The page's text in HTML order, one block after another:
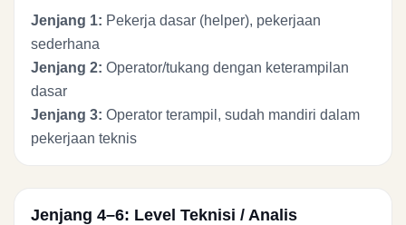
Jenjang 1: Pekerja dasar (helper), pekerjaan
sederhana
Jenjang 2: Operator/tukang dengan keterampilan
dasar
Jenjang 3: Operator terampil, sudah mandiri dalam
pekerjaan teknis
Jenjang 4–6: Level Teknisi / Analis